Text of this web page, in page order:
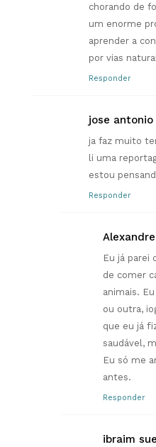
chorando de
um enorme
aprender a
por vias
Responder
jose
ja faz muito
li uma
estou
Responder
Alexandre
Eu já parei
de comer
animais.
ou outra,
que eu já
saudável,
Eu só me
antes.
Responder
ibraim